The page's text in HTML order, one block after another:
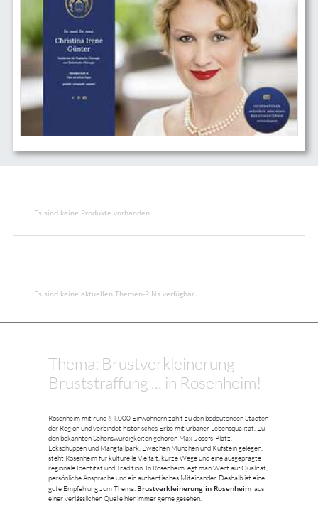
Es sind keine Produkte vorhanden.
Es sind keine aktuellen Themen-PINs verfügbar..
Thema: Brustverkleinerung
Bruststraffung ... in Rosenheim!
Rosenheim mit rund 64.000 Einwohnern zählt zu den bedeutenden Städten
der Region und verbindet historisches Erbe mit urbaner Lebensqualität. Zu
den bekannten Sehenswürdigkeiten gehören Max-Josefs-Platz,
Lokschuppen und Mangfallpark. Zwischen München und Kufstein gelegen,
steht Rosenheim für kulturelle Vielfalt, kurze Wege und eine ausgeprägte
regionale Identität und Tradition. In Rosenheim legt man Wert auf Qualität,
persönliche Ansprache und ein authentisches Miteinander. Deshalb ist eine
gute Empfehlung zum Thema: Brustverkleinerung in Rosenheim aus
einer verlässlichen Quelle hier immer gerne gesehen.